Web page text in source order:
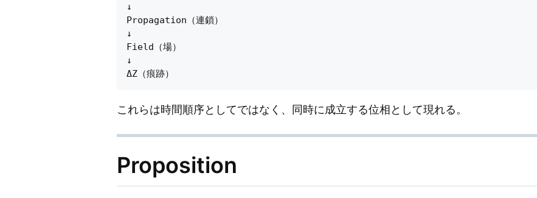
↓
Propagation（連鎖）
↓
Field（場）
↓
これらは時間順序としてではなく、同時に成立する位相として現れる。
Proposition